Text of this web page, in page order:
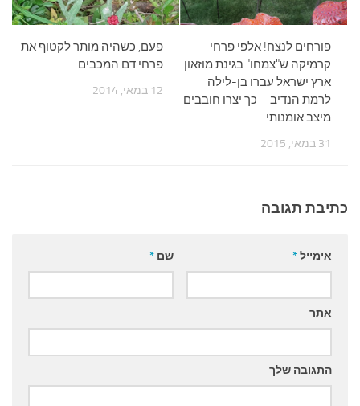
פעם, כשהיה מותר לקטוף את
פרחי דם המכבים
12 במאי, 2014
פורחים לנצח! אלפי פרחי
קרמיקה ש"צמחו" בגינת מוזאון
ארץ ישראל עברו בּן-לילה
לרמת הנדיב – כך יצרו חובבים
מיצב אומנותי
31 במאי, 2015
כתיבת תגובה
שם * אימייל*
אתר
התגובה שלך